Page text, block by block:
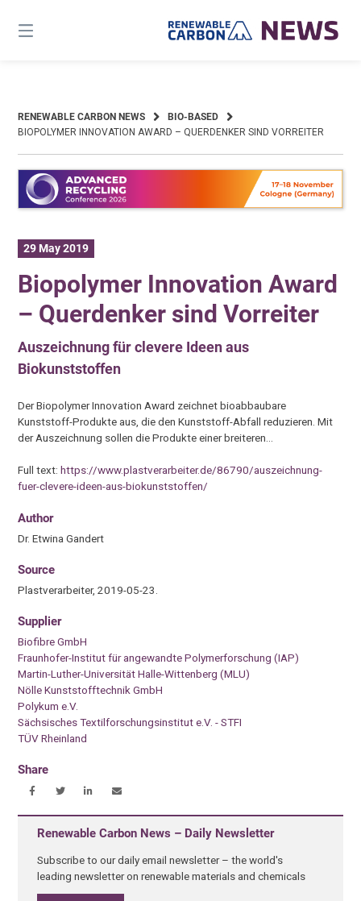
content
RENEWABLE CARBON NEWS
BIO-BASED
BIOPOLYMER INNOVATION AWARD – QUERDENKER SIND VORREITER
29 May 2019
Biopolymer Innovation Award
– Querdenker sind Vorreiter
Auszeichnung für clevere Ideen aus
Biokunststoffen
Der Biopolymer Innovation Award zeichnet bioabbaubare
Kunststoff-Produkte aus, die den Kunststoff-Abfall reduzieren. Mit
der Auszeichnung sollen die Produkte einer breiteren…
Full text:https://www.plastverarbeiter.de/86790/auszeichnung-
fuer-clevere-ideen-aus-biokunststoffen/
Author
Dr. Etwina Gandert
Source
Plastverarbeiter, 2019-05-23.
Supplier
Biofibre GmbH
Fraunhofer-Institut für angewandte Polymerforschung (IAP)
Martin-Luther-Universität Halle-Wittenberg (MLU)
Nölle Kunststofftechnik GmbH
Polykum e.V.
Sächsisches Textilforschungsinstitut e.V. - STFI
TÜV Rheinland
Share
Renewable Carbon News – Daily Newsletter
Subscribe to our daily email newsletter – the world's
leading newsletter on renewable materials and chemicals